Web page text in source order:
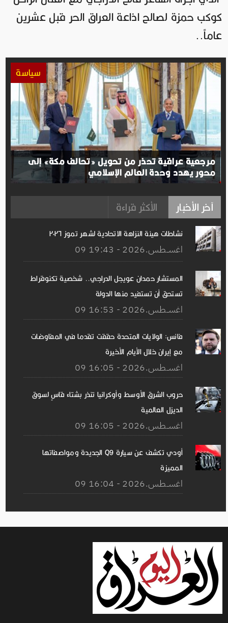
كوكب حمزة لصالح اذاعة العراق الحر قبل عشرين
عاماً..
سياسة
مرجعية عراقية تحذر من تحويل «تحالف مكة» إلى
محور يهدد وحدة العالم الإسلامي
آخر الأخبار الأكثر قراءة
نشاطات هيئة النزاهة الاتحادية لشهر تموز ٢٠٢٦
09 اغســطس.2026 - 19:43
المستشار حمدان عويجل الدراجي.. شخصية تكنوقراط
تستحق أن تستفيد منها الدولة
09 اغســطس.2026 - 16:53
فانس: الولايات المتحدة حققت تقدما في المفاوضات
مع إيران خلال الأيام الأخيرة
09 اغســطس.2026 - 16:05
حروب الشرق الأوسط وأوكرانيا تنذر بشتاء قاسٍ لسوق
الديزل العالمية
09 اغســطس.2026 - 16:05
أودي تكشف عن سيارة Q9 الجديدة ومواصفاتها
المميزة
09 اغســطس.2026 - 16:04